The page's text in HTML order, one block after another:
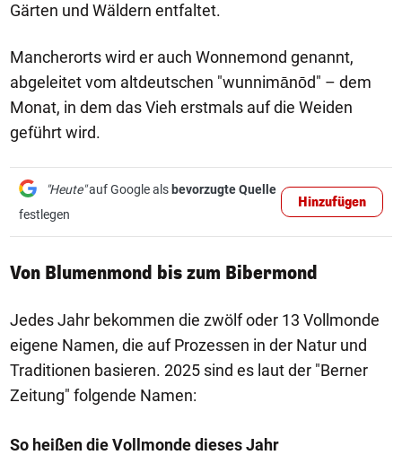
Gärten und Wäldern entfaltet.
Mancherorts wird er auch Wonnemond genannt,
abgeleitet vom altdeutschen "wunnimānōd" – dem
Monat, in dem das Vieh erstmals auf die Weiden
geführt wird.
"Heute"auf Google als bevorzugte Quelle
festlegen
Hinzufügen
Von Blumenmond bis zum Bibermond
Jedes Jahr bekommen die zwölf oder 13 Vollmonde
eigene Namen, die auf Prozessen in der Natur und
Traditionen basieren. 2025 sind es laut der "Berner
Zeitung" folgende Namen:
So heißen die Vollmonde dieses Jahr